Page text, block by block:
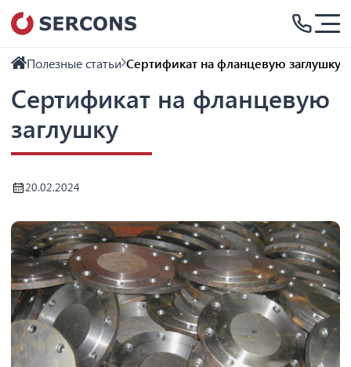
Полезные статьи Сертификат на фланцевую заглушку
Сертификат на фланцевую
заглушку
20.02.2024